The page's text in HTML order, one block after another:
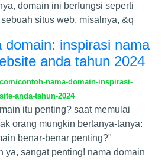
domain ini berfungsi seperti
situs web. misalnya, &q
domain: inspirasi nama
anda tahun 2024
contoh-nama-domain-inspirasi-
anda-tahun-2024
itu penting? saat memulai
orang mungkin bertanya-tanya:
benar-benar penting?"
ya, sangat penting! nama domain